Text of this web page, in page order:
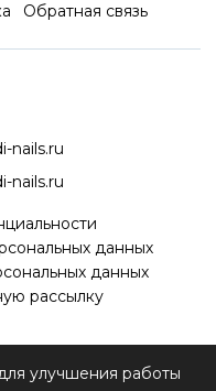
Обратная связь
nails.ru
nails.ru
данных
данных
рассылку
улучшения работы